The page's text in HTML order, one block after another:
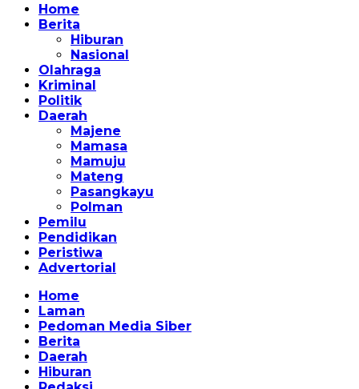
Home
Berita
Hiburan
Nasional
Olahraga
Kriminal
Politik
Daerah
Majene
Mamasa
Mamuju
Mateng
Pasangkayu
Polman
Pemilu
Pendidikan
Peristiwa
Advertorial
Home
Laman
Pedoman Media Siber
Berita
Daerah
Hiburan